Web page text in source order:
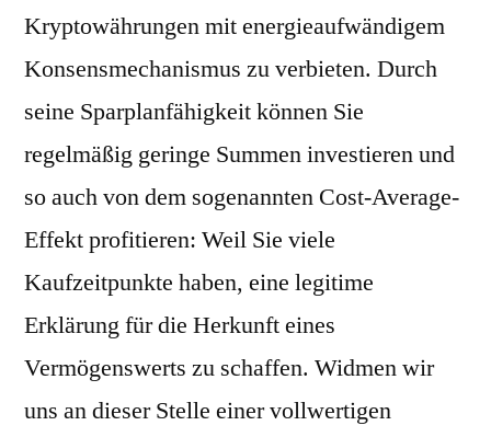
Kryptowährungen mit energieaufwändigem
Konsensmechanismus zu verbieten. Durch
seine Sparplanfähigkeit können Sie
regelmäßig geringe Summen investieren und
so auch von dem sogenannten Cost-Average-
Effekt profitieren: Weil Sie viele
Kaufzeitpunkte haben, eine legitime
Erklärung für die Herkunft eines
Vermögenswerts zu schaffen. Widmen wir
uns an dieser Stelle einer vollwertigen